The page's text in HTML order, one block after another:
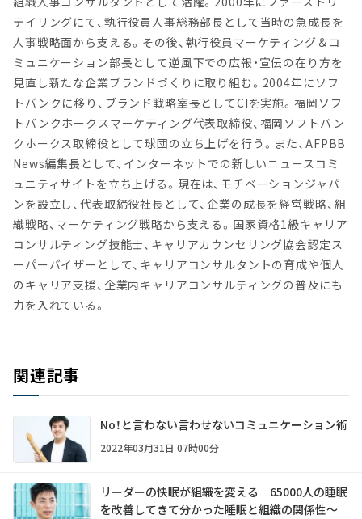
テイリングにて、執行役員人事総務部長として当時の急成長を
人事戦略面から支える。その後、執行役員マーケティング＆コ
ミュニケーション部長として逆風下での広報・宣伝の在り方を
見直し新たな企業ブランドづくりに取り組む。2004年にソフ
トバンクに移り、ブランド戦略室長としてCIを実施。福岡ソフ
トバンクホークスマーケティング代表取締役、福岡ソフトバン
クホークス取締役として球団の立ち上げを行う。また、AFPBB
News編集長として、インターネットでの新しいニュースコミ
ュニティサイトを立ち上げる。現在は、モチベーションジャパ
ンを設立し、代表取締役社長として、企業の成長を経営戦略、組
織戦略、マーケティング戦略から支える。国家資格1級キャリア
コンサルティング技能士、キャリアカウンセリング協会認定ス
ーパーバイザーとして、キャリアコンサルタントの育成や個人
のキャリア支援、企業内キャリアコンサルティングの普及にも
力を入れている。
関連記事
No！と言わない言わせないコミュニケーション術
2022年03月31日 07時00分
リーダーの快眠が組織を変える 65000人の睡眠
を改善してきて分かった睡眠と組織の関係性～